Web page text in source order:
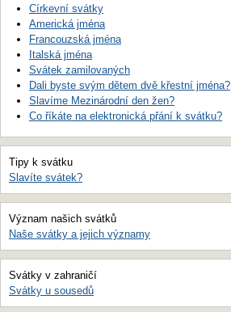
Církevní svátky
Americká jména
Francouzská jména
Italská jména
Svátek zamilovaných
Dali byste svým dětem dvě křestní jména?
Slavíme Mezinárodní den žen?
Co říkáte na elektronická přání k svátku?
Tipy k svátku
Slavíte svátek?
Význam našich svátků
Naše svátky a jejich významy
Svátky v zahraničí
Svátky u sousedů